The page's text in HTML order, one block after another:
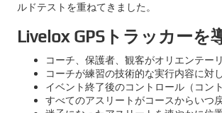
ルドテストを重ねてきました。
Livelox GPSトラッカーを
コーチ、保護者、観客がオリエンテー
コーチが練習の技術的な実行内容に対
イベント終了後のコントロール（コン
すべてのアスリートがコースからいつ